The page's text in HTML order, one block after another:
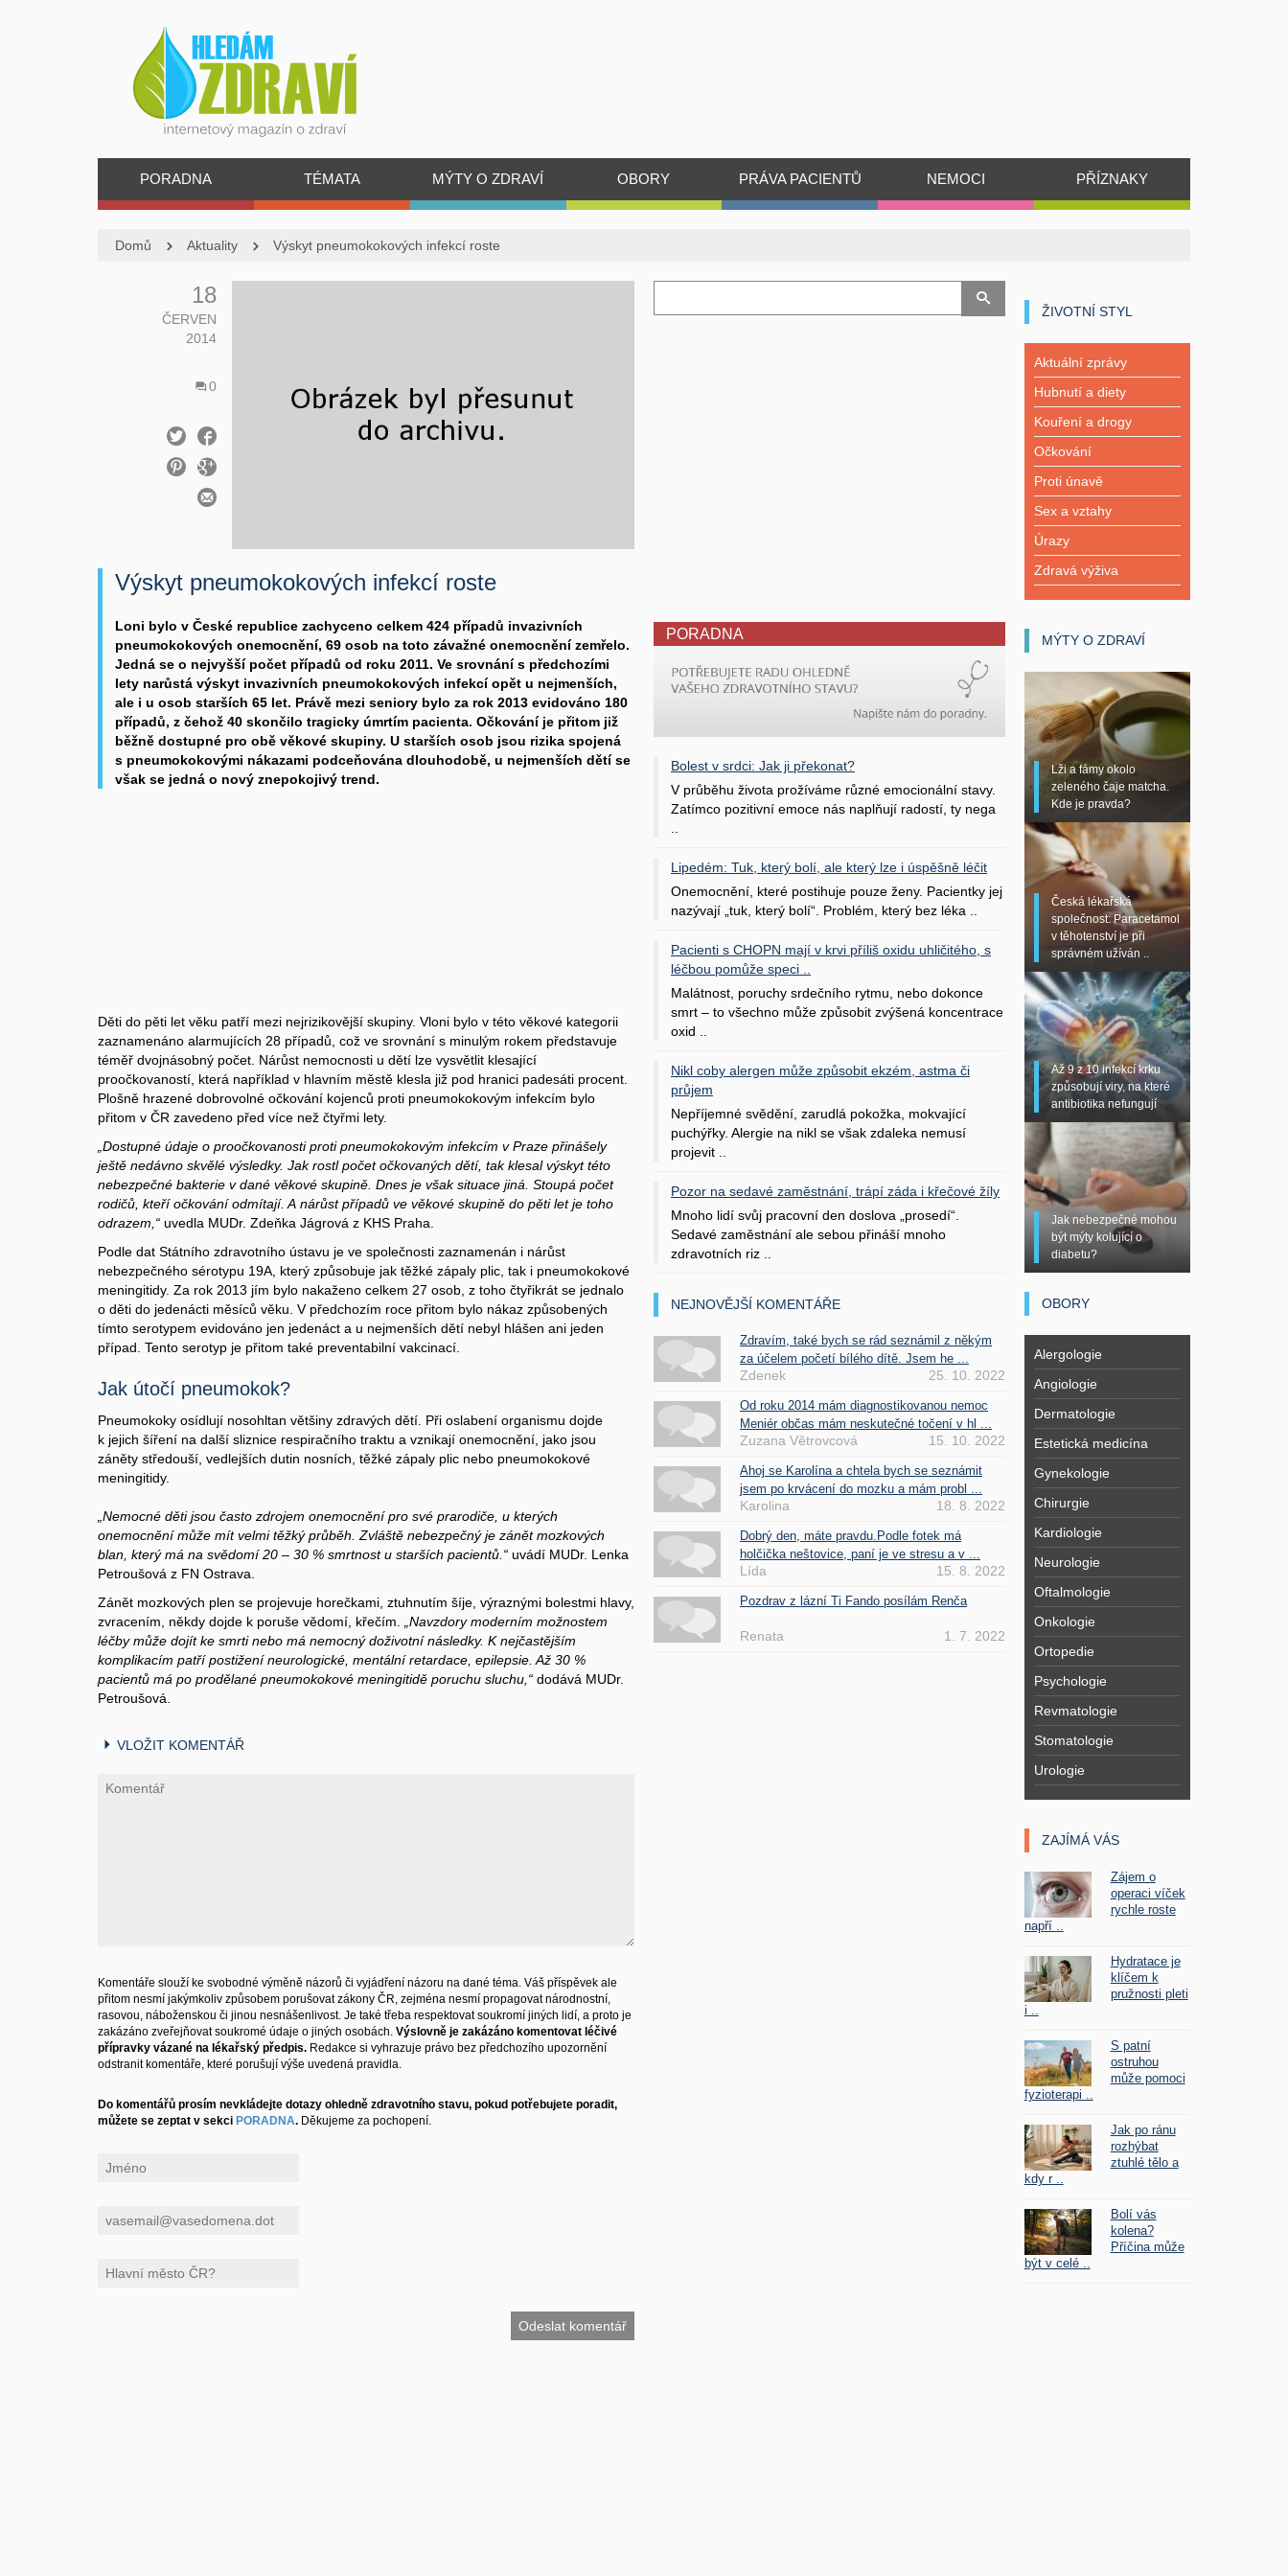
PORADNA TÉMATA MÝTY O ZDRAVÍ OBORY PRÁVA PACIENTŮ NEMOCI PŘÍZNAKY
Domů Aktuality Výskyt pneumokokových infekcí roste
18
ČERVEN
2014
0
Výskyt pneumokokových infekcí roste
Loni bylo v České republice zachyceno celkem 424 případů invazivních
pneumokokových onemocnění, 69 osob na toto závažné onemocnění zemřelo.
Jedná se o nejvyšší počet případů od roku 2011. Ve srovnání s předchozími
lety narůstá výskyt invazivních pneumokokových infekcí opět u nejmenších,
ale i u osob starších 65 let. Právě mezi seniory bylo za rok 2013 evidováno 180
případů, z čehož 40 skončilo tragicky úmrtím pacienta. Očkování je přitom již
běžně dostupné pro obě věkové skupiny. U starších osob jsou rizika spojená
s pneumokokovými nákazami podceňována dlouhodobě, u nejmenších dětí se
však se jedná o nový znepokojivý trend.
Děti do pěti let věku patří mezi nejrizikovější skupiny. Vloni bylo v této věkové kategorii
zaznamenáno alarmujících 28 případů, což ve srovnání s minulým rokem představuje
téměř dvojnásobný počet. Nárůst nemocnosti u dětí lze vysvětlit klesající
proočkovaností, která například v hlavním městě klesla již pod hranici padesáti procent.
Plošně hrazené dobrovolné očkování kojenců proti pneumokokovým infekcím bylo
přitom v ČR zavedeno před více než čtyřmi lety.
„Dostupné údaje o proočkovanosti proti pneumokokovým infekcím v Praze přinášely
ještě nedávno skvělé výsledky. Jak rostl počet očkovaných dětí, tak klesal výskyt této
nebezpečné bakterie v dané věkové skupině. Dnes je však situace jiná. Stoupá počet
rodičů, kteří očkování odmítají. A nárůst případů ve věkové skupině do pěti let je toho
odrazem,“ uvedla MUDr. Zdeňka Jágrová z KHS Praha.
Podle dat Státního zdravotního ústavu je ve společnosti zaznamenán i nárůst
nebezpečného sérotypu 19A, který způsobuje jak těžké zápaly plic, tak i pneumokokové
meningitidy. Za rok 2013 jím bylo nakaženo celkem 27 osob, z toho čtyřikrát se jednalo
o děti do jedenácti měsíců věku. V předchozím roce přitom bylo nákaz způsobených
tímto serotypem evidováno jen jedenáct a u nejmenších dětí nebyl hlášen ani jeden
případ. Tento serotyp je přitom také preventabilní vakcinací.
Jak útočí pneumokok?
Pneumokoky osídlují nosohltan většiny zdravých dětí. Při oslabení organismu dojde
k jejich šíření na další sliznice respiračního traktu a vznikají onemocnění, jako jsou
záněty středouší, vedlejších dutin nosních, těžké zápaly plic nebo pneumokokové
meningitidy.
„Nemocné děti jsou často zdrojem onemocnění pro své prarodiče, u kterých
onemocnění může mít velmi těžký průběh. Zvláště nebezpečný je zánět mozkových
blan, který má na svědomí 20 – 30 % smrtnost u starších pacientů.“ uvádí MUDr. Lenka
Petroušová z FN Ostrava.
Zánět mozkových plen se projevuje horečkami, ztuhnutím šíje, výraznými bolestmi hlavy,
zvracením, někdy dojde k poruše vědomí, křečím.
„Navzdory moderním možnostem
léčby může dojít ke smrti nebo má nemocný doživotní následky. K nejčastějším
komplikacím patří postižení neurologické, mentální retardace, epilepsie. Až 30 %
pacientů má po prodělané pneumokokové meningitidě poruchu sluchu,“ dodává MUDr.
Petroušová.
VLOŽIT KOMENTÁŘ
Komentáře slouží ke svobodné výměně názorů či vyjádření názoru na dané téma. Váš příspěvek ale
přitom nesmí jakýmkoliv způsobem porušovat zákony ČR, zejména nesmí propagovat národnostní,
rasovou, náboženskou či jinou nesnášenlivost. Je také třeba respektovat soukromí jiných lidí, a proto je
zakázáno zveřejňovat soukromé údaje o jiných osobách. Výslovně je zakázáno komentovat léčivé
přípravky vázané na lékařský předpis. Redakce si vyhrazuje právo bez předchozího upozornění
odstranit komentáře, které porušují výše uvedená pravidla.
Do komentářů prosím nevkládejte dotazy ohledně zdravotního stavu, pokud potřebujete poradit,
můžete se zeptat v sekci PORADNA. Děkujeme za pochopení.
PORADNA
Bolest v srdci: Jak ji překonat?
V průběhu života prožíváme různé emocionální stavy.
Zatímco pozitivní emoce nás naplňují radostí, ty nega
Lipedém: Tuk, který bolí, ale který lze i úspěšně léčit
Onemocnění, které postihuje pouze ženy. Pacientky jej
nazývají „tuk, který bolí“. Problém, který bez léka ..
Pacienti s CHOPN mají v krvi příliš oxidu uhličitého, s
léčbou pomůže speci ..
Malátnost, poruchy srdečního rytmu, nebo dokonce
smrt – to všechno může způsobit zvýšená koncentrace
oxid ..
Nikl coby alergen může způsobit ekzém, astma či
průjem
Nepříjemné svědění, zarudlá pokožka, mokvající
puchýřky. Alergie na nikl se však zdaleka nemusí
projevit ..
Pozor na sedavé zaměstnání, trápí záda i křečové žíly
Mnoho lidí svůj pracovní den doslova „prosedí“.
Sedavé zaměstnání ale sebou přináší mnoho
zdravotních riz ..
NEJNOVĚJŠÍ KOMENTÁŘE
Zdravím, také bych se rád seznámil z někým
za účelem početí bílého dítě. Jsem he ...
Zdenek 25. 10. 2022
Od roku 2014 mám diagnostikovanou nemoc
Meniér občas mám neskutečné točení v hl ...
Zuzana Větrovcová 15. 10. 2022
Ahoj se Karolína a chtela bych se seznámit
jsem po krvácení do mozku a mám probl ...
Karolina 18. 8. 2022
Dobrý den, máte pravdu.Podle fotek má
holčička neštovice, paní je ve stresu a v ...
Lída 15. 8. 2022
Pozdrav z lázní Ti Fando posílám Renča
Renata 1. 7. 2022
ŽIVOTNÍ STYL
Aktuální zprávy
Hubnutí a diety
Kouření a drogy
Očkování
Proti únavě
Sex a vztahy
Úrazy
Zdravá výživa
MÝTY O ZDRAVÍ
Lži a fámy okolo
zeleného čaje matcha.
Kde je pravda?
Česká lékařská
společnost: Paracetamol
v těhotenství je při
správném užíván ..
Až 9 z 10 infekcí krku
způsobují viry, na které
antibiotika nefungují
Jak nebezpečné mohou
být mýty kolující o
diabetu?
OBORY
Alergologie
Angiologie
Dermatologie
Estetická medicína
Gynekologie
Chirurgie
Kardiologie
Neurologie
Oftalmologie
Onkologie
Ortopedie
Psychologie
Revmatologie
Stomatologie
Urologie
ZAJÍMÁ VÁS
Zájem o
operaci víček
rychle roste
napří ..
Hydratace je
klíčem k
pružnosti pleti
i ..
S patní
ostruhou
může pomoci
fyzioterapi ..
Jak po ránu
rozhýbat
ztuhlé tělo a
kdy r ..
Bolí vás
kolena?
Příčina může
být v celé ..